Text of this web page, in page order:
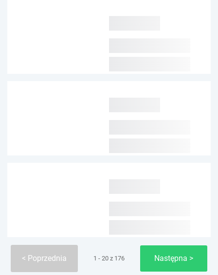
Poprzednia 1 - 20 z 176 Następna